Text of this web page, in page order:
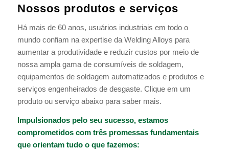
Nossos produtos e serviços
Há mais de 60 anos, usuários industriais em todo o
mundo confiam na expertise da Welding Alloys para
aumentar a produtividade e reduzir custos por meio de
nossa ampla gama de consumíveis de soldagem,
equipamentos de soldagem automatizados e produtos e
serviços engenheirados de desgaste. Clique em um
produto ou serviço abaixo para saber mais.
Impulsionados pelo seu sucesso, estamos
comprometidos com três promessas fundamentais
que orientam tudo o que fazemos: